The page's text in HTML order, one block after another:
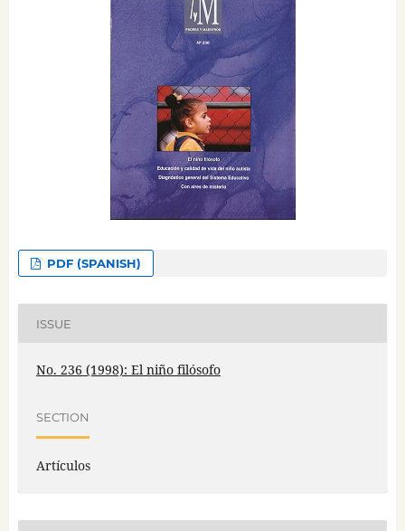
PDF (SPANISH)
ISSUE
No. 236 (1998): El niño filósofo
SECTION
Artículos